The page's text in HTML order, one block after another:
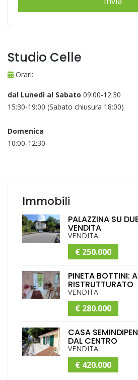
Studio Celle
Orari:
dal Lunedì al Sabato 09:00-12:30
15:30-19:00 (Sabato chiusura 18:00)
Domenica
10:00-12:30
Immobili
PALAZZINA SU
VENDITA
VENDITA
€ 250.000
PINETA BOTTINI:
RISTRUTTURATO
VENDITA
€ 280.000
CASA
DAL CENTRO
VENDITA
€ 420.000